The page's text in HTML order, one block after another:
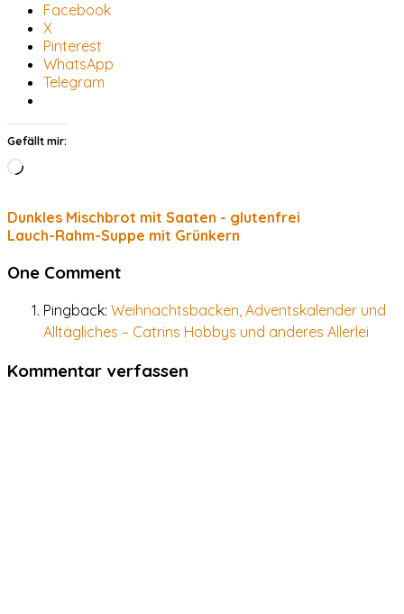
Facebook
X
Pinterest
WhatsApp
Telegram
Gefällt mir:
Wird
Dunkles Mischbrot mit Saaten - glutenfrei
Lauch-Rahm-Suppe mit Grünkern
One Comment
Pingback: Weihnachtsbacken, Adventskalender und
Alltägliches – Catrins Hobbys und anderes Allerlei
Kommentar verfassen